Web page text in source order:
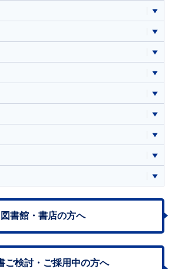
図書館・書店の方へ
ご検討・ ご採用中の方へ